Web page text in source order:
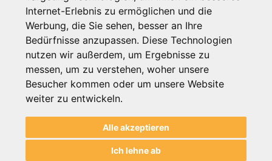
Internet-Erlebnis zu ermöglichen und die
Werbung, die Sie sehen, besser an Ihre
Bedürfnisse anzupassen. Diese Technologien
nutzen wir außerdem, um Ergebnisse zu
messen, um zu verstehen, woher unsere
Besucher kommen oder um unsere Website
weiter zu entwickeln.
Alle akzeptieren
Ich lehne ab
BIO-Trinkbecher 0,2 Lit. aus
Zuckerrohrfaser
Zum Artikel
Informationen
Hilfe & Beratung